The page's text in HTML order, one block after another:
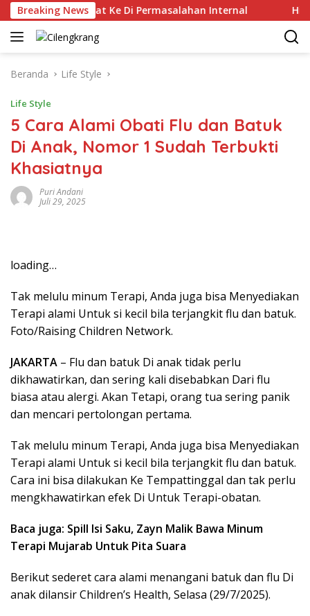
Langsung
ke
konten
Breaking News
Kelas Berat Ke Di Permasalahan Internal
Beranda Life Style
Life Style
5 Cara Alami Obati Flu dan Batuk
Di Anak, Nomor 1 Sudah Terbukti
Khasiatnya
Puri Andani
Juli 29, 2025
loading…
Tak melulu minum Terapi, Anda juga bisa Menyediakan
Terapi alami Untuk si kecil bila terjangkit flu dan batuk.
Foto/Raising Children Network.
JAKARTA – Flu dan batuk Di anak tidak perlu
dikhawatirkan, dan sering kali disebabkan Dari flu
biasa atau alergi. Akan Tetapi, orang tua sering panik
dan mencari pertolongan pertama.
Tak melulu minum Terapi, Anda juga bisa Menyediakan
Terapi alami Untuk si kecil bila terjangkit flu dan batuk.
Cara ini bisa dilakukan Ke Tempattinggal dan tak perlu
mengkhawatirkan efek Di Untuk Terapi-obatan.
Baca juga: Spill Isi Saku, Zayn Malik Bawa Minum
Terapi Mujarab Untuk Pita Suara
Berikut sederet cara alami menangani batuk dan flu Di
anak dilansir Children’s Health, Selasa (29/7/2025).